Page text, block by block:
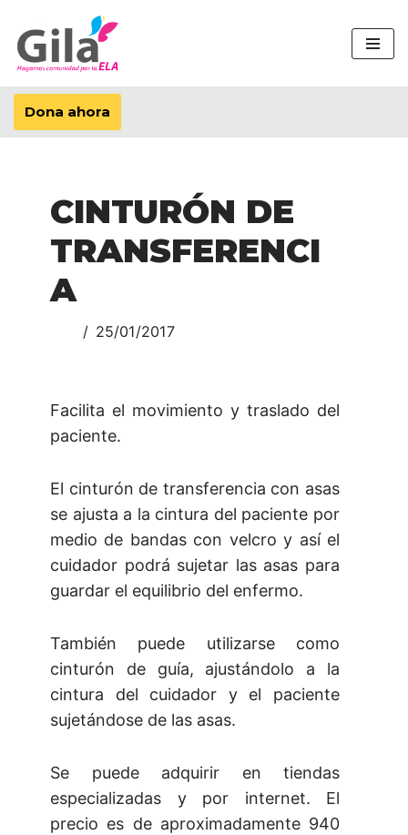
Saltar
al
contenido
Dona ahora
CINTURÓN DE
TRANSFERENCI
A
25/01/2017
Facilita el movimiento y traslado del
paciente.
El cinturón de transferencia con asas
se ajusta a la cintura del paciente por
medio de bandas con velcro y así el
cuidador podrá sujetar las asas para
guardar el equilibrio del enfermo.
También puede utilizarse como
cinturón de guía, ajustándolo a la
cintura del cuidador y el paciente
sujetándose de las asas.
Se puede adquirir en tiendas
especializadas y por internet. El
precio es de aproximadamente 940